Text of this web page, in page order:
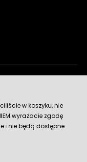
w koszyku, nie
wyrażacie zgodę
i nie będą dostępne